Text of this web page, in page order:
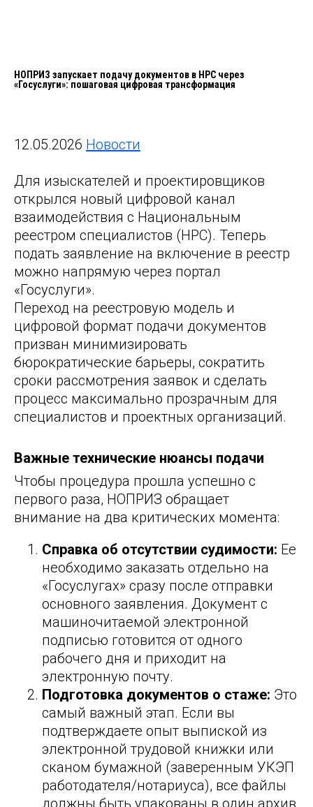
НОПРИЗ запускает подачу документов в НРС через
«Госуслуги»: пошаговая цифровая трансформация
12.05.2026 Новости
Для изыскателей и проектировщиков
открылся новый цифровой канал
взаимодействия с Национальным
реестром специалистов (НРС). Теперь
подать заявление на включение в реестр
можно напрямую через портал
«Госуслуги».
Переход на реестровую модель и
цифровой формат подачи документов
призван минимизировать
бюрократические барьеры, сократить
сроки рассмотрения заявок и сделать
процесс максимально прозрачным для
специалистов и проектных организаций.
Важные технические нюансы подачи
Чтобы процедура прошла успешно с
первого раза, НОПРИЗ обращает
внимание на два критических момента:
Справка об отсутствии судимости: Ее
необходимо заказать отдельно на
«Госуслугах» сразу после отправки
основного заявления. Документ с
машиночитаемой электронной
подписью готовится от одного
рабочего дня и приходит на
электронную почту.
Подготовка документов о стаже: Это
самый важный этап. Если вы
подтверждаете опыт выпиской из
электронной трудовой книжки или
сканом бумажной (заверенным УКЭП
работодателя/нотариуса), все файлы
должны быть упакованы в один архив